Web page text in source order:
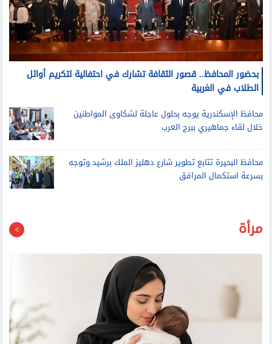
بحضور المحافظ.. قصور الثقافة تشارك في احتفالية لتكريم أوائل
الطلاب في الغربية
محافظ الإسكندرية يوجه بحلول عاجلة لشكاوى المواطنين
خلال لقاء جماهيري ببرج العرب
محافظ البحيرة تتابع تطوير شارع دهليز الملك برشيد وتوجه
بسرعة استكمال المرافق
مرأة